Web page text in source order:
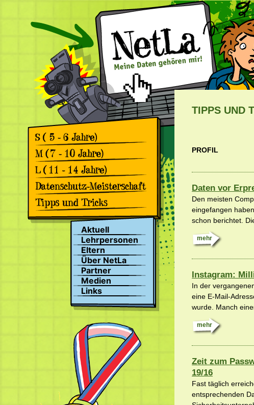
Games
Comics
Games
Comics
Games
Comics
Rückblick 2. Datenschutz-
Meisterschaft
Rückblick 1. Datenschutz-
Meisterschaft
Apps & Facebook
Surfen
Suchen
Aktuell
Lehrpersonen
Eltern
Über NetLa
Partner
Medien
Links
TIPPS UND
PROFIL
Daten vor
Den meisten
eingefangen
schon berichtet.
mehr
Instagram:
In der
eine E-Mail-
wurde. Manch
mehr
Zeit zum
19/16
Fast täglich
entsprechenden